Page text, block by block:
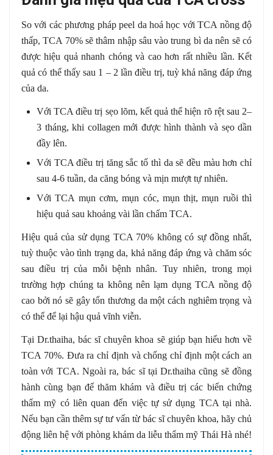
So với các phương pháp peel da hoá học với TCA nồng độ
thấp, TCA 70% sẽ thâm nhập sâu vào trung bì da nên sẽ có
được hiệu quả nhanh chóng và cao hơn rất nhiều lần. Kết
quả có thể thấy sau 1 – 2 lần điều trị, tuỳ khả năng đáp ứng
của da.
Với TCA điều trị sẹo lõm, kết quả thể hiện rõ rệt sau 2–
3 tháng, khi collagen mới được hình thành và sẹo dần
đầy lên.
Với TCA điều trị tăng sắc tố thì da sẽ đều màu hơn chỉ
sau 4-6 tuần, da căng bóng và mịn mượt tự nhiên.
Với TCA mụn cơm, mụn cóc, mụn thịt, mụn ruồi thì
hiệu quả sau khoảng vài lần chấm TCA.
Hiệu quả của sử dụng TCA 70% không có sự đồng nhất,
tuỳ thuộc vào tình trạng da, khả năng đáp ứng và chăm sóc
sau điều trị của mỗi bệnh nhân. Tuy nhiên, trong mọi
trường hợp chúng ta không nên lạm dụng TCA nồng độ
cao bởi nó sẽ gây tổn thương da một cách nghiêm trọng và
có thể để lại hậu quả vĩnh viễn.
Tại Dr.thaiha, bác sĩ chuyên khoa sẽ giúp bạn hiểu hơn về
TCA 70%. Đưa ra chỉ định và chống chỉ định một cách an
toàn với TCA. Ngoài ra, bác sĩ tại Dr.thaiha cũng sẽ đồng
hành cùng bạn để thăm khám và điều trị các biến chứng
thẩm mỹ có liên quan đến việc tự sử dụng TCA tại nhà.
Nếu bạn cần thêm sự tư vấn từ bác sĩ chuyên khoa, hãy chủ
động liên hệ với phòng khám da liễu thẩm mỹ Thái Hà nhé!